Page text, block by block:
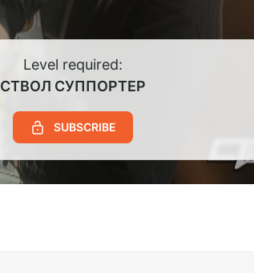
Level required:
СТВОЛ СУППОРТЕР
SUBSCRIBE